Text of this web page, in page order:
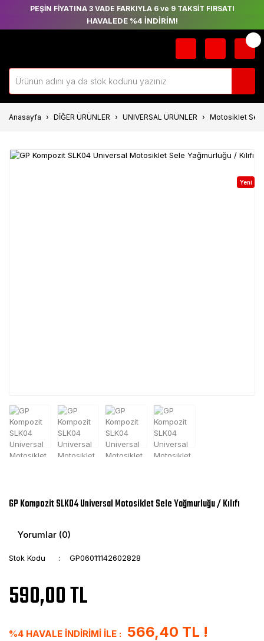
PEŞİN FİYATINA 3 VADE FARKIYLA 6 ve 9 TAKSİT FIRSATI
HAVALEDE %4 İNDİRİM!
Anasayfa DİĞER ÜRÜNLER UNIVERSAL ÜRÜNLER Motosiklet Sele
Yeni
GP Kompozit SLK04 Universal Motosiklet Sele Yağmurluğu / Kılıfı
Yorumlar (0)
Stok Kodu GP06011142602828
590,00 TL
%4 HAVALE İNDİRİMİ İLE : 566,40 TL !